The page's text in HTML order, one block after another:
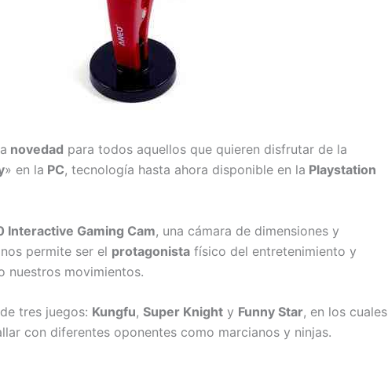
novedad para todos aquellos que quieren disfrutar de la
» en la PC, tecnología hasta ahora disponible en la Playstation
Interactive Gaming Cam, una cámara de dimensiones y
permite ser el protagonista físico del entretenimiento y
nuestros movimientos.
tres juegos: Kungfu, Super Knight y Funny Star, en los cuales
con diferentes oponentes como marcianos y ninjas.